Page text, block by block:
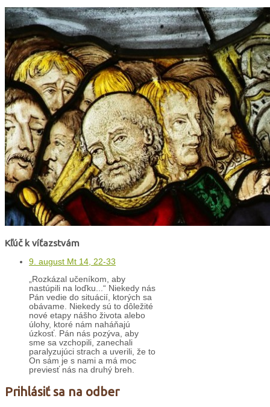
Kľúč k víťazstvám
9. august Mt 14, 22-33
„Rozkázal učeníkom, aby
nastúpili na loďku...“ Niekedy nás
Pán vedie do situácií, ktorých sa
obávame. Niekedy sú to dôležité
nové etapy nášho života alebo
úlohy, ktoré nám naháňajú
úzkosť. Pán nás pozýva, aby
sme sa vzchopili, zanechali
paralyzujúci strach a uverili, že to
On sám je s nami a má moc
previesť nás na druhý breh.
Prihlásiť sa na odber